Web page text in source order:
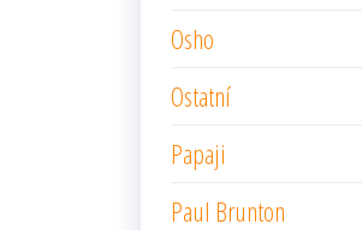
Osho
Ostatní
Papaji
Paul Brunton